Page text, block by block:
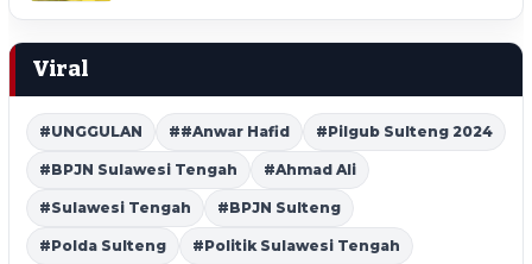
Viral
#UNGGULAN ##Anwar Hafid #Pilgub Sulteng 2024
#BPJN Sulawesi Tengah #Ahmad Ali
#Sulawesi Tengah #BPJN Sulteng
#Polda Sulteng #Politik Sulawesi Tengah